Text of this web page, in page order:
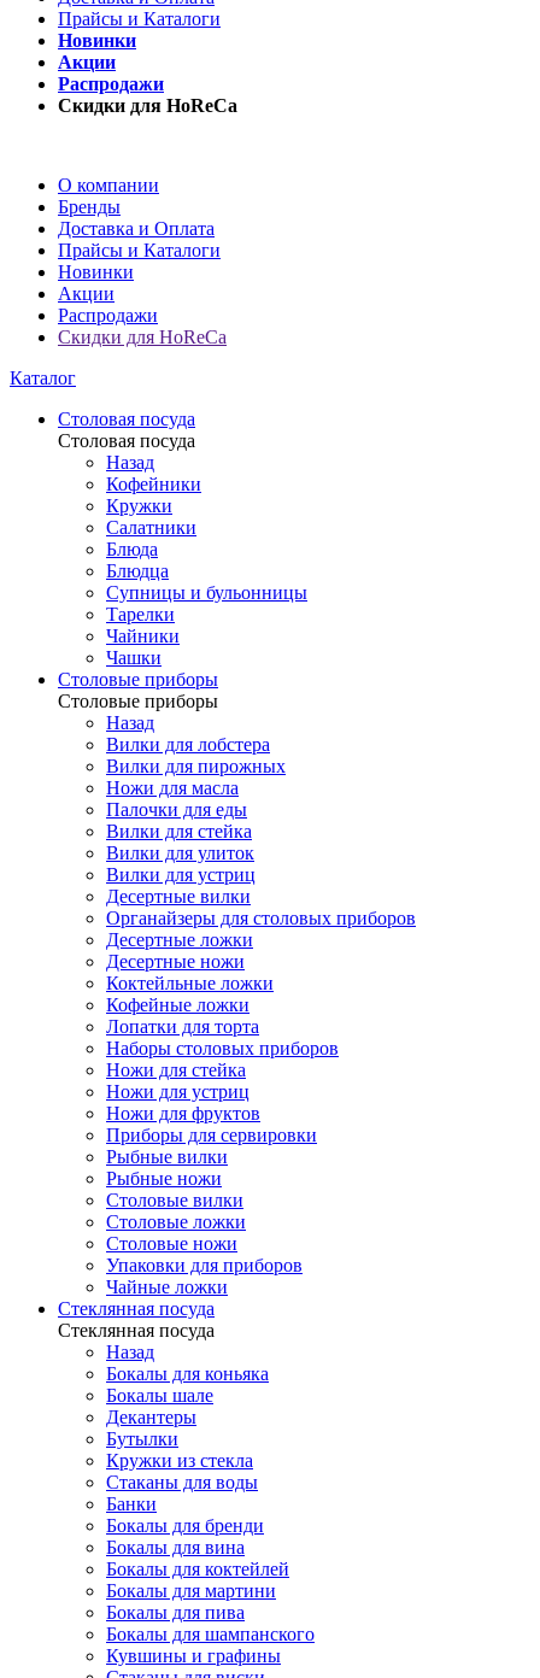
Прайсы и Каталоги
Новинки
Акции
Распродажи
Скидки для HoReCa
О компании
Бренды
Доставка и Оплата
Прайсы и Каталоги
Новинки
Акции
Распродажи
Скидки для HoReCa
Каталог
Столовая посуда
Столовая посуда
Назад
Кофейники
Кружки
Салатники
Блюда
Блюдца
Супницы и бульонницы
Тарелки
Чайники
Чашки
Cтоловые приборы
Cтоловые приборы
Назад
Вилки для лобстера
Вилки для пирожных
Ножи для масла
Палочки для еды
Вилки для стейка
Вилки для улиток
Вилки для устриц
Десертные вилки
Органайзеры для столовых приборов
Десертные ложки
Десертные ножи
Коктейльные ложки
Кофейные ложки
Лопатки для торта
Наборы столовых приборов
Ножи для стейка
Ножи для устриц
Ножи для фруктов
Приборы для сервировки
Рыбные вилки
Рыбные ножи
Столовые вилки
Столовые ложки
Столовые ножи
Упаковки для приборов
Чайные ложки
Стеклянная посуда
Стеклянная посуда
Назад
Бокалы для коньяка
Бокалы шале
Декантеры
Бутылки
Кружки из стекла
Стаканы для воды
Банки
Бокалы для бренди
Бокалы для вина
Бокалы для коктейлей
Бокалы для мартини
Бокалы для пива
Бокалы для шампанского
Кувшины и графины